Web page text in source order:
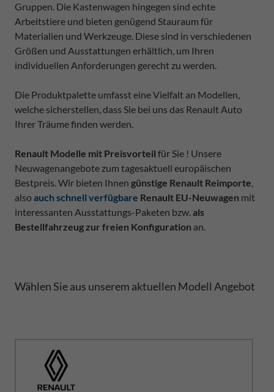
Gruppen. Die Kastenwagen hingegen sind echte
Arbeitstiere und bieten genügend Stauraum für
Materialien und Werkzeuge. Diese sind in verschiedenen
Größen und Ausstattungen erhältlich, um Ihren
individuellen Anforderungen gerecht zu werden.
Die Produktpalette umfasst eine Vielfalt an Modellen,
welche sicherstellen, dass Sie bei uns das Renault Auto
Ihrer Träume finden werden.
Renault Modelle mit Preisvorteil für Sie ! Unsere
Neuwagenangebote zum tagesaktuell europäischen
Bestpreis. Wir bieten Ihnen günstige Renault Reimporte,
also auch schnell verfügbare Renault EU-Neuwagen mit
interessanten Ausstattungs-Paketen bzw.als
Bestellfahrzeug zur freien Konfiguration an.
Wählen Sie aus unserem aktuellen Modell Angebot